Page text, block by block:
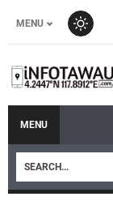
MENU
MENU